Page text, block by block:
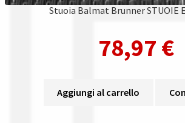
Stuoia Balmat Brunner STUOIE
78,97 €
Aggiungi al carrello